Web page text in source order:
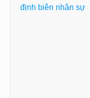
định biên nhân sự